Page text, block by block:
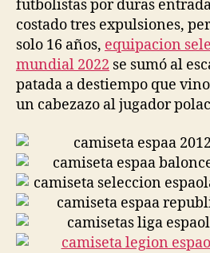
futbolistas por duras
costado tres expulsiones,
solo 16 años, equipacion
mundial 2022 se sumó al
patada a destiempo que
un cabezazo al jugador